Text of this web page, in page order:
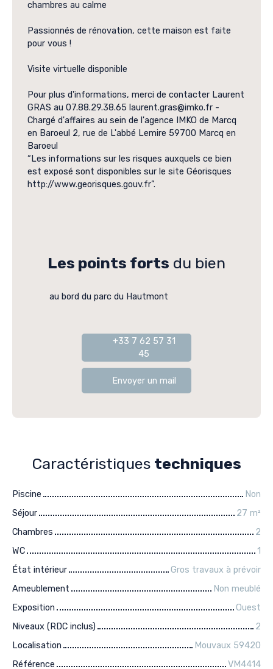
chambres au calme
Passionnés de rénovation, cette maison est faite
pour vous !
Visite virtuelle disponible
Pour plus d'informations, merci de contacter Laurent
GRAS au 07.88.29.38.65 laurent.gras@imko.fr -
Chargé d'affaires au sein de l'agence IMKO de Marcq
en Baroeul 2, rue de L'abbé Lemire 59700 Marcq en
Baroeul
“Les informations sur les risques auxquels ce bien
est exposé sont disponibles sur le site Géorisques
http://www.georisques.gouv.fr”.
Les points forts du bien
au bord du parc du Hautmont
+33 7 62 57 31
45
Envoyer un mail
Caractéristiques techniques
Piscine
Non
Séjour
27 m²
Chambres
2
WC
1
État intérieur
Gros travaux à prévoir
Ameublement
Non meublé
Exposition
Ouest
Niveaux (RDC inclus)
2
Localisation
Mouvaux 59420
Référence
VM4414